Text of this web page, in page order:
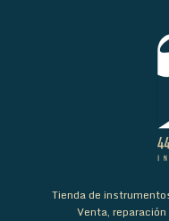
Tienda de
Venta,